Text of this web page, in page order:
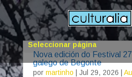
Seleccionar página
Nova edición do Festival
galego de Begonte
por martinho Jul 29, 2026